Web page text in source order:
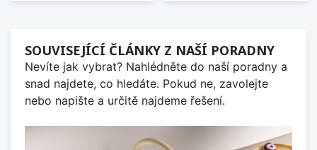
SOUVISEJÍCÍ ČLÁNKY Z NAŠÍ PORADNY
Nevíte jak vybrat? Nahlédněte do naší poradny a
snad najdete, co hledáte. Pokud ne, zavolejte
nebo napište a určitě najdeme řešení.